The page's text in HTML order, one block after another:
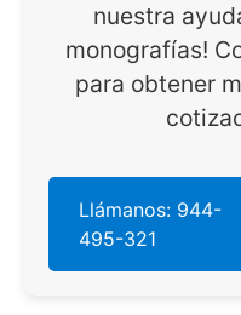
nuestra
monografías!
para obtener
Llámanos: 944-
495-321